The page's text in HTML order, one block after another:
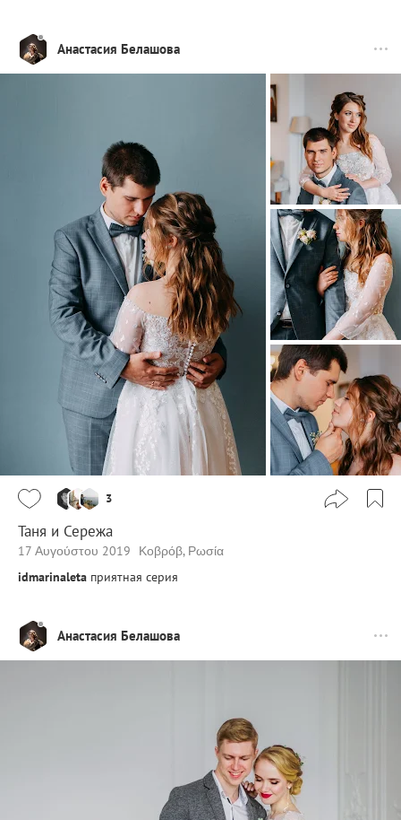
Анастасия Белашова
3
Таня и Сережа
17 Αυγούστου 2019
Κοβρόβ, Ρωσία
idmarinaleta приятная серия
Анастасия Белашова